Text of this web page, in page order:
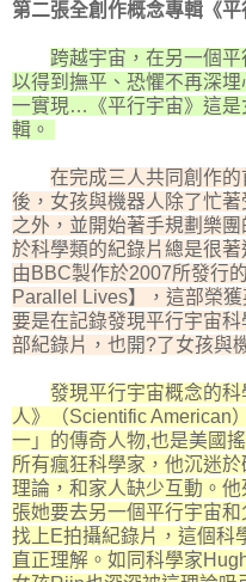
第二張全創作概念專輯《平
跨越宇宙，在另一個
以得到撫平、恐懼不再深
一實現…《平行宇宙》這是
輯。
在完成三人共同創作的
後，女孩與機器人除了忙
之外，並開始著手規劃樂
於科學類的紀錄片總是很
由BBC製作於2007所發行
Parallel Lives】，這部榮
要是在記錄發現平行宇宙
部紀錄片，也開?了女孩與
發現平行宇宙概念的
人》（Scientific American
一」的傳奇人物,也是美國
所有瘋狂科學家，他沉迷
理論，和家人缺少互動。
張她要去另一個平行宇宙
找上E拍攝紀錄片，這個科
直正理解。如同科學家